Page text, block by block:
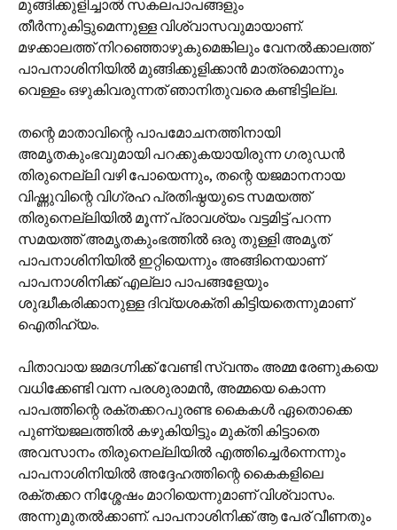
മുങ്ങിക്കുളിച്ചാല്‍ സകലപാപങ്ങളും
തീര്‍ന്നുകിട്ടുമെന്നുള്ള വിശ്വാസവുമായാണ്.
മഴക്കാലത്ത് നിറഞ്ഞൊഴുകുമെങ്കിലും വേനല്‍ക്കാലത്ത്
പാപനാശിനിയില്‍ മുങ്ങിക്കുളിക്കാന്‍ മാത്രമൊന്നും
വെള്ളം ഒഴുകിവരുന്നത് ഞാനിതുവരെ കണ്ടിട്ടില്ല.
തന്റെ മാതാവിന്റെ പാപമോചനത്തിനായി
അമൃതകുംഭവുമായി പറക്കുകയായിരുന്ന ഗരുഡന്‍
തിരുനെല്ലി വഴി പോയെന്നും, തന്റെ യജമാനനായ
വിഷ്ണുവിന്റെ വിഗ്രഹ പ്രതിഷ്ഠയുടെ സമയത്ത്
തിരുനെല്ലിയില്‍ മൂന്ന് പ്രാവശ്യം വട്ടമിട്ട് പറന്ന
സമയത്ത് അമൃതകുംഭത്തില്‍ ഒരു തുള്ളി അമൃത്
പാപനാശിനിയില്‍ ഇറ്റിയെന്നും അങ്ങിനെയാണ്
പാപനാശിനിക്ക് എല്ലാ പാപങ്ങളേയും
ശുദ്ധീകരിക്കാനുള്ള ദിവ്യശക്തി കിട്ടിയതെന്നുമാണ്
ഐതിഹ്യം.
പിതാവായ ജമദഗ്നിക്ക് വേണ്ടി സ്വന്തം അമ്മ രേണുകയെ
വധിക്കേണ്ടി വന്ന പരശുരാമന്‍, അമ്മയെ കൊന്ന
പാപത്തിന്റെ രക്തക്കറപുരണ്ട കൈകള്‍ ഏതൊക്കെ
പുണ്യജലത്തില്‍ കഴുകിയിട്ടും മുക്തി കിട്ടാതെ
അവസാനം തിരുനെല്ലിയില്‍ എത്തിച്ചെര്‍ന്നെന്നും
പാപനാശിനിയില്‍ അദ്ദേഹത്തിന്റെ കൈകളിലെ
രക്തക്കറ നിശ്ശേഷം മാറിയെന്നുമാണ് വിശ്വാസം.
അന്നുമുതല്‍ക്കാണ്. പാപനാശിനിക്ക് ആ പേര് വീണതും